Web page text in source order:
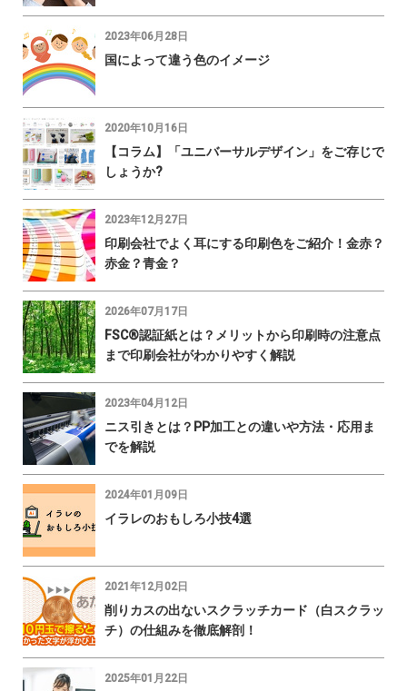
2023年06月28日
国によって違う色のイメージ
2020年10月16日
【コラム】「ユニバーサルデザイン」をご存じで
しょうか?
2023年12月27日
印刷会社でよく耳にする印刷色をご紹介！金赤？
赤金？青金？
2026年07月17日
FSC®認証紙とは？メリットから印刷時の注意点
まで印刷会社がわかりやすく解説
2023年04月12日
ニス引きとは？PP加工との違いや方法・応用ま
でを解説
2024年01月09日
イラレのおもしろ小技4選
2021年12月02日
削りカスの出ないスクラッチカード（白スクラッ
チ）の仕組みを徹底解剖！
2025年01月22日